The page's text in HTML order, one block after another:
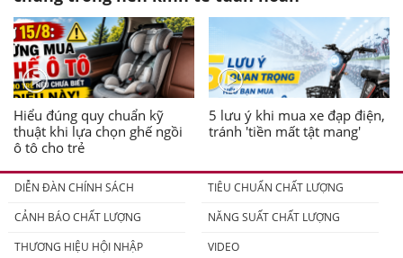
Hiểu đúng quy chuẩn kỹ
thuật khi lựa chọn ghế ngồi
ô tô cho trẻ
5 lưu ý khi mua xe đạp điện,
tránh 'tiền mất tật mang'
DIỄN ĐÀN CHÍNH SÁCH
TIÊU CHUẨN CHẤT LƯỢNG
CẢNH BÁO CHẤT LƯỢNG
NĂNG SUẤT CHẤT LƯỢNG
THƯƠNG HIỆU HỘI NHẬP
VIDEO